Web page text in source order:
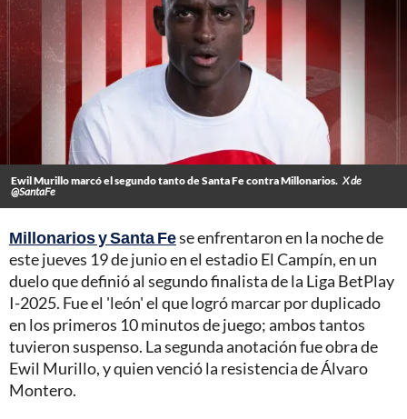
Ewil Murillo marcó el segundo tanto de Santa Fe contra Millonarios. X de
@SantaFe
Millonarios y Santa Fese enfrentaron en la noche de
este jueves 19 de junio en el estadio El Campín, en un
duelo que definió al segundo finalista de la Liga BetPlay
I-2025. Fue el 'león' el que logró marcar por duplicado
en los primeros 10 minutos de juego; ambos tantos
tuvieron suspenso. La segunda anotación fue obra de
Ewil Murillo, y quien venció la resistencia de Álvaro
Montero.